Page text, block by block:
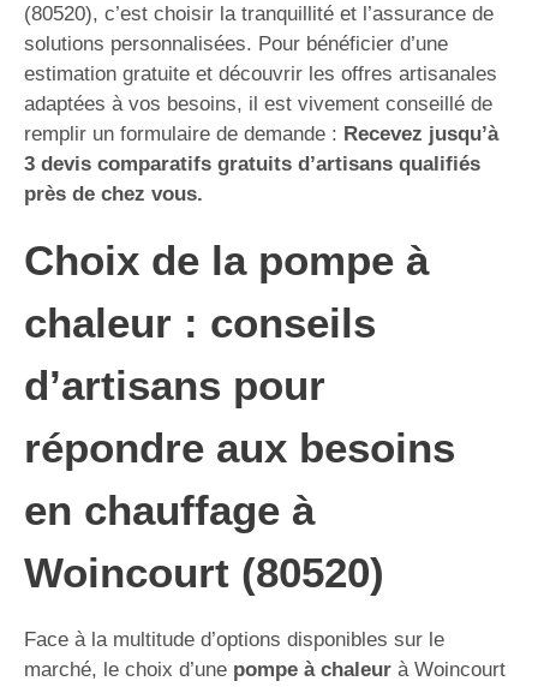
(80520), c’est choisir la tranquillité et l’assurance de
solutions personnalisées. Pour bénéficier d’une
estimation gratuite et découvrir les offres artisanales
adaptées à vos besoins, il est vivement conseillé de
remplir un formulaire de demande : Recevez jusqu’à
3 devis comparatifs gratuits d’artisans qualifiés
près de chez vous.
Choix de la pompe à
chaleur : conseils
d’artisans pour
répondre aux besoins
en chauffage à
Woincourt (80520)
Face à la multitude d’options disponibles sur le
marché, le choix d’une pompe à chaleur à Woincourt